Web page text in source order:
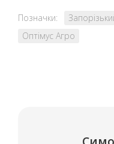
Позначки:
Оптімус Агро